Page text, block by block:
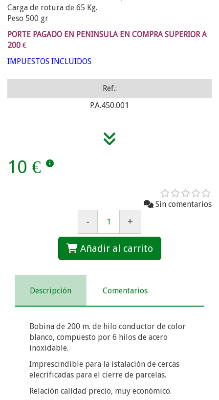
Carga de rotura de 65 Kg.
Peso 500 gr
PORTE PAGADO EN PENINSULA EN COMPRA SUPERIOR A
200 €
IMPUESTOS INCLUIDOS
Ref.:
P.A.450.001
10 €
Sin comentarios
- +
Añadir al carrito
Descripción Comentarios
Bobina de 200 m. de hilo conductor de color
blanco, compuesto por 6 hilos de acero
inoxidable.
Imprescindible para la istalación de cercas
elecrificadas para el cierre de parcelas.
Relación calidad precio, muy económico.